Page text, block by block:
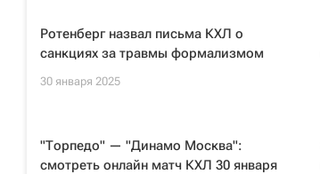
Ротенберг назвал письма КХЛ о
санкциях за травмы формализмом
30 января 2025
"Торпедо" — "Динамо Москва":
смотреть онлайн матч КХЛ 30 января